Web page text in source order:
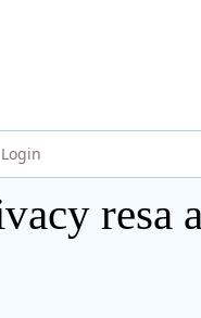
Login
resa